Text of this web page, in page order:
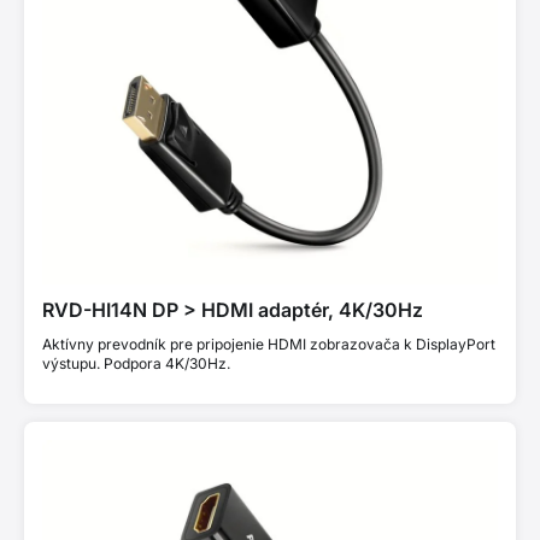
RVD-HI14N DP > HDMI adaptér, 4K/30Hz
Aktívny prevodník pre pripojenie HDMI zobrazovača k DisplayPort
výstupu. Podpora 4K/30Hz.